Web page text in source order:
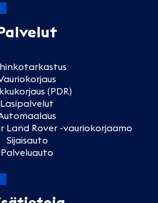
(PDR)
Lasipalvelut
Land Rover -vauriokorjaamo
Sijaisauto
Palveluauto